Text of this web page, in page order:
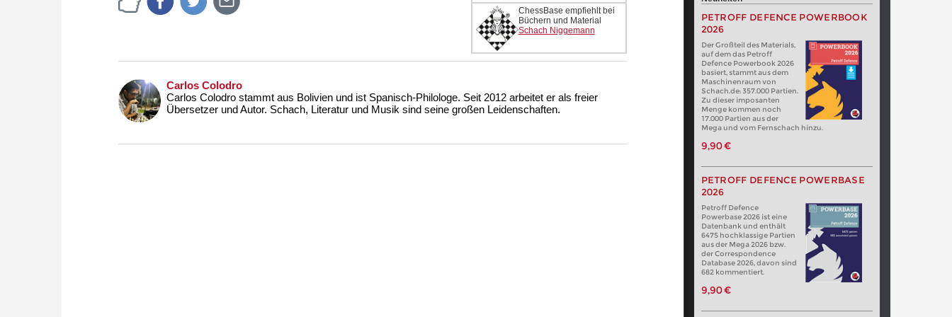
ChessBase empfiehlt bei
Büchern und Material
Schach Niggemann
Carlos Colodro
Carlos Colodro stammt aus Bolivien und ist Spanisch-Philologe. Seit 2012 arbeitet er als freier
Übersetzer und Autor. Schach, Literatur und Musik sind seine großen Leidenschaften.
PETROFF DEFENCE POWERBOOK
2026
Der Großteil des Materials,
auf dem das Petroff
Defence Powerbook 2026
basiert, stammt aus dem
Maschinenraum von
Schach.de: 357.000 Partien.
Zu dieser imposanten
Menge kommen noch
17.000 Partien aus der
Mega und vom Fernschach hinzu.
9,90 €
PETROFF DEFENCE POWERBASE
2026
Petroff Defence
Powerbase 2026 ist eine
Datenbank und enthält
6475 hochklassige Partien
aus der Mega 2026 bzw.
der Correspondence
Database 2026, davon sind
682 kommentiert.
9,90 €